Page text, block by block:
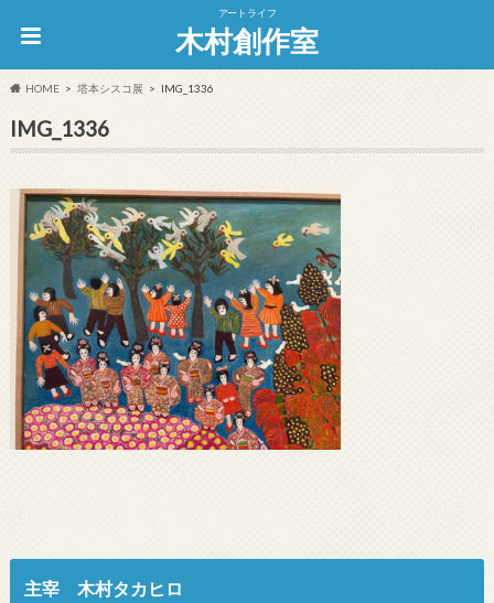
アートライフ
木村創作室
HOME 塔本シスコ展 IMG_1336
IMG_1336
主宰 木村タカヒロ